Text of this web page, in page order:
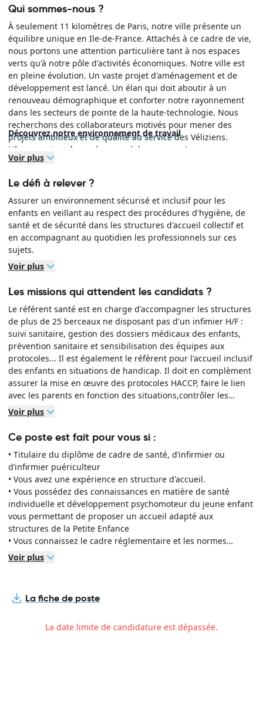
Qui sommes-nous ?
À seulement 11 kilomètres de Paris, notre ville présente un
équilibre unique en Ile-de-France. Attachés à ce cadre de vie,
nous portons une attention particulière tant à nos espaces
verts qu'à notre pôle d'activités économiques. Notre ville est
en pleine évolution. Un vaste projet d'aménagement et de
développement est lancé. Un élan qui doit aboutir à un
renouveau démographique et conforter notre rayonnement
dans les secteurs de pointe de la haute-technologie. Nous
recherchons des collaborateurs motivés pour mener des
projets ambitieux et de qualité au service des Véliziens.
L'heure est au dynamisme : rejoignez-nous !
Découvrez notre environnement de travail
Voir plus
Le défi à relever ?
Assurer un environnement sécurisé et inclusif pour les
enfants en veillant au respect des procédures d'hygiène, de
santé et de sécurité dans les structures d'accueil collectif et
en accompagnant au quotidien les professionnels sur ces
sujets.
Voir plus
Les missions qui attendent les candidats ?
Le référent santé est en charge d'accompagner les structures
de plus de 25 berceaux ne disposant pas d'un infimier H/F :
suivi sanitaire, gestion des dossiers médicaux des enfants,
prévention sanitaire et sensibilisation des équipes aux
protocoles... Il est également le réfèrent pour l'accueil inclusif
des enfants en situations de handicap. Il doit en complèment
assurer la mise en œuvre des protocoles HACCP, faire le lien
avec les parents en fonction des situations,contrôler les
exercices de sécurité et d'évacuation, et assurer des missions
transversales, notamment le rôle de référent handicap et la
coordination des prestataires techniques.
Voir plus
Ce poste est fait pour vous si :
• Titulaire du diplôme de cadre de santé, d’infirmier ou
d’infirmier puériculteur
• Vous avez une expérience en structure d'accueil.
• Vous possédez des connaissances en matière de santé
individuelle et développement psychomoteur du jeune enfant
vous permettant de proposer un accueil adapté aux
structures de la Petite Enfance
• Vous connaissez le cadre réglementaire et les normes
applicables aux établissements publics de la petite enfance,
en matière de santé publique, d’hygiène et de sécurité.
Voir plus
La fiche de poste
La date limite de candidature est dépassée.